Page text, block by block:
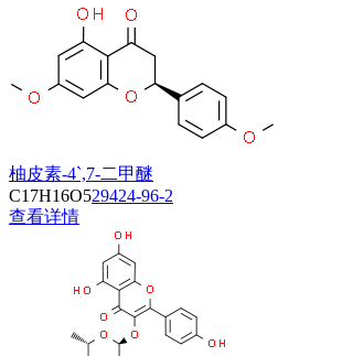
柚皮素-4`,7-二甲醚
C17H16O529424-96-2
查看详情